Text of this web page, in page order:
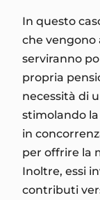
In questo
che vengono
serviranno
propria
necessità di
stimolando
in
per offrire la
Inoltre, essi
contributi